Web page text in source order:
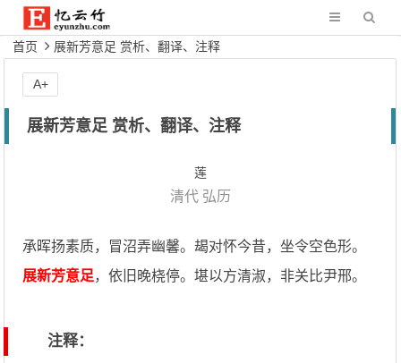
首页 展新芳意足 赏析、翻译、注释
展新芳意足 赏析、翻译、注释
莲
清代 弘历
承晖扬素质，冒沼弄幽馨。朅对怀今昔，坐令空色形。
展新芳意足，依旧晚桡停。堪以方清淑，非关比尹邢。
注释：
A+